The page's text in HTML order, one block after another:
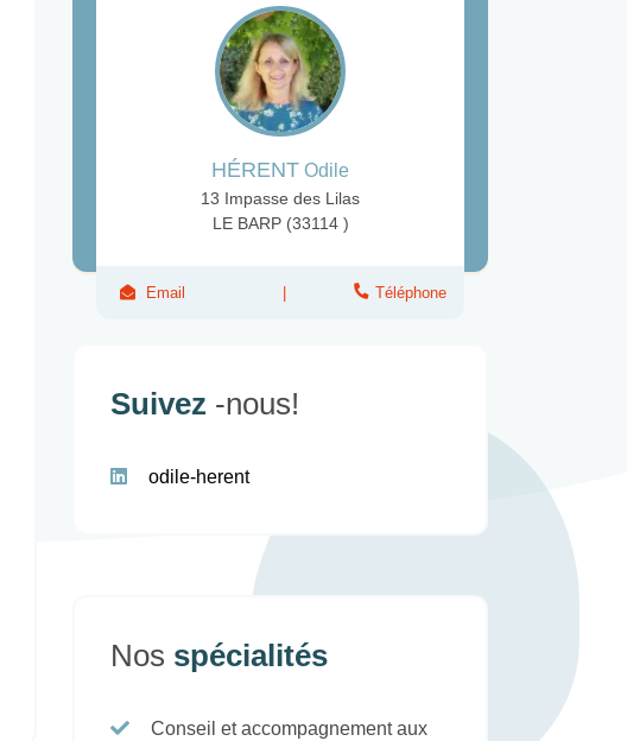
HÉRENT Odile
13 Impasse des Lilas
LE BARP (33114 )
Email Téléphone
Suivez -nous!
odile-herent
Nos spécialités
Conseil et accompagnement aux